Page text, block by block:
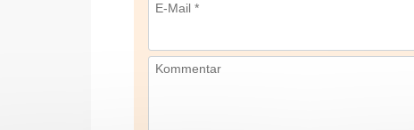
E-Mail *
Kommentar